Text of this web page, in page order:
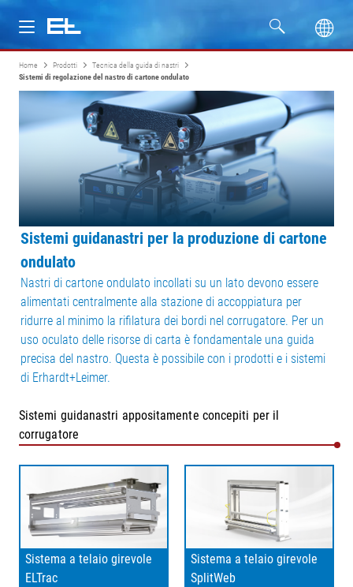
Prodotti
Azienda
Home Prodotti
Tecnica della guida di nastri
Sistemi di regolazione del nastro di cartone ondulato
Sistemi guidanastri per la produzione di cartone
ondulato
Nastri di cartone ondulato incollati su un lato devono essere
alimentati centralmente alla stazione di accoppiatura per
ridurre al minimo la rifilatura dei bordi nel corrugatore. Per un
uso oculato delle risorse di carta è fondamentale una guida
precisa del nastro. Questa è possibile con i prodotti e i sistemi
di Erhardt+Leimer.
Sistemi guidanastri appositamente concepiti per il
corrugatore
Sistema a telaio girevole
ELTrac
Sistema a telaio girevole
SplitWeb